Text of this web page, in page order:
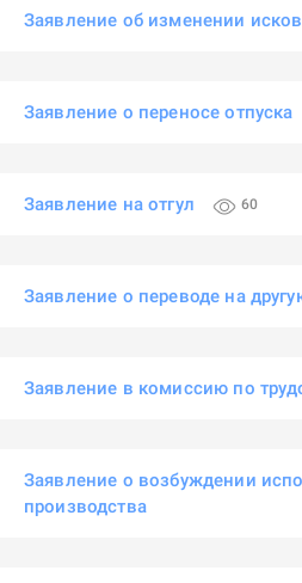
Заявление об изменении
Заявление о переносе отпуска
Заявление на отгул 60
Заявление о переводе на
Заявление в комиссию по
Заявление о возбуждении
производства